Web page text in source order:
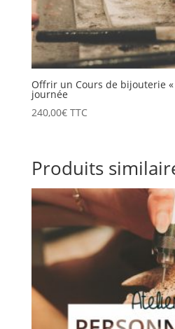
Offrir un Cours de bijouterie
journée
240,00€ TTC
Produits